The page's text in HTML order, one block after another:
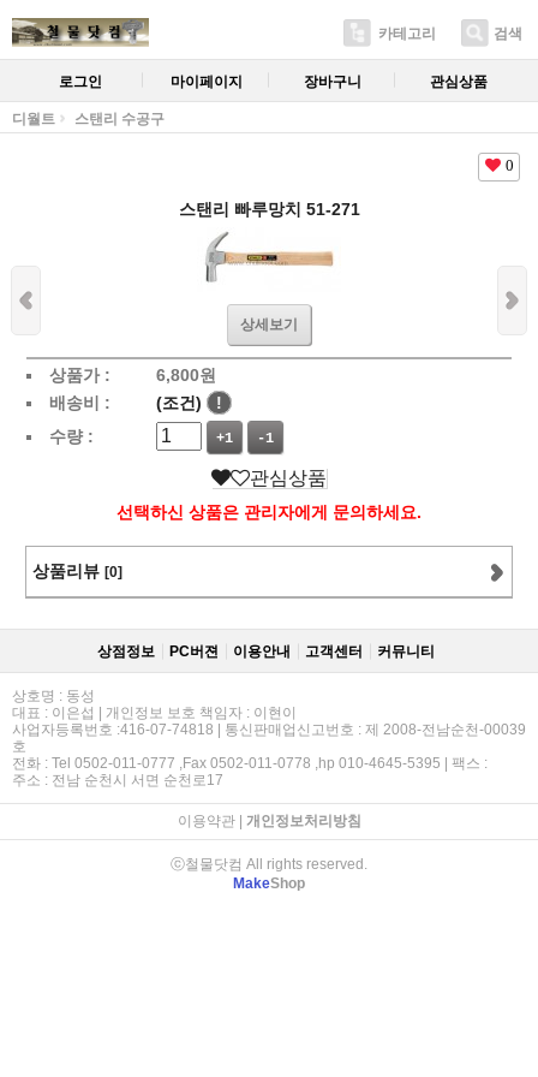
카테고리 검색
로그인 마이페이지 장바구니 관심상품
디월트 스탠리 수공구
0
스탠리 빠루망치 51-271
상세보기
상품가 : 6,800원
배송비 :
(조건)
!
수량 :
+1 -1
관심상품
선택하신 상품은 관리자에게 문의하세요.
상품리뷰 [0]
상점정보 PC버젼 이용안내 고객센터 커뮤니티
상호명 : 동성
대표 : 이은섭 | 개인정보 보호 책임자 : 이현이
사업자등록번호 :416-07-74818 | 통신판매업신고번호 : 제 2008-전남순천-00039
호
전화 : Tel 0502-011-0777 ,Fax 0502-011-0778 ,hp 010-4645-5395 | 팩스 :
주소 : 전남 순천시 서면 순천로17
이용약관| 개인정보처리방침
ⓒ철물닷컴 All rights reserved.
MakeShop